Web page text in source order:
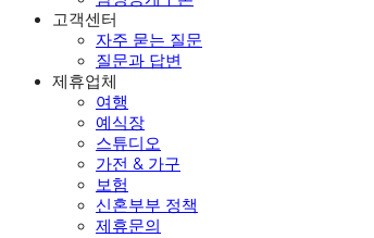
고객센터
자주 묻는 질문
질문과 답변
제휴업체
여행
예식장
스튜디오
가전 & 가구
보험
신혼부부 정책
제휴문의